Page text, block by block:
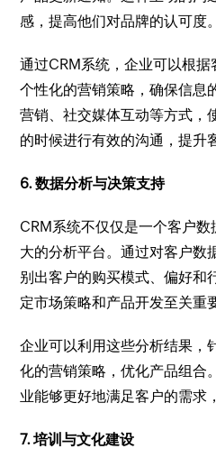
感，提高他们对品牌的认可度。
通过CRM系统，企业可以根
个性化的营销策略，确保信息
营销、社交媒体互动等方式，
的时候进行有效的沟通，提升
6. 数据分析与决策支持
CRM系统不仅仅是一个客户
大的分析平台。通过对客户数
别出客户的购买模式、偏好和
定市场策略和产品开发至关重
企业可以利用这些分析结果，
化的营销策略，优化产品组合
业能够更好地满足客户的需求
7. 培训与文化建设